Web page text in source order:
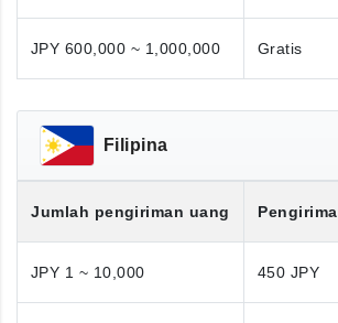
JPY 600,000 ~ 1,000,000 Gratis
Filipina
Jumlah pengiriman uang
JPY 1 ~ 10,000 450 JPY